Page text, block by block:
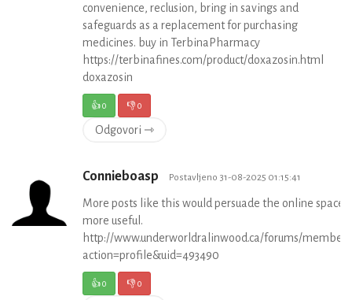
convenience, reclusion, bring in savings and
safeguards as a replacement for purchasing
medicines. buy in TerbinaPharmacy
https://terbinafines.com/product/doxazosin.html
doxazosin
👍0 👎0
Odgovori ⇾
Connieboasp Postavljeno 31-08-2025 01:15:41
More posts like this would persuade the online space
more useful.
http://www.underworldralinwood.ca/forums/
action=profile&uid=493490
👍0 👎0